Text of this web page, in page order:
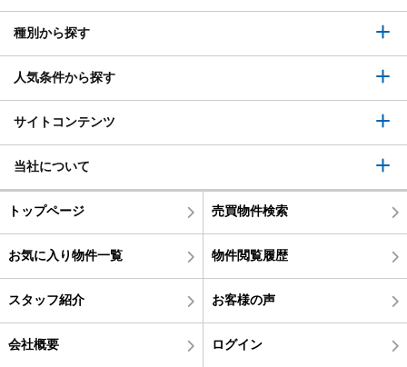
種別から探す
人気条件から探す
サイトコンテンツ
当社について
トップページ 売買物件検索
お気に入り物件一覧 物件閲覧履歴
スタッフ紹介 お客様の声
会社概要 ログイン